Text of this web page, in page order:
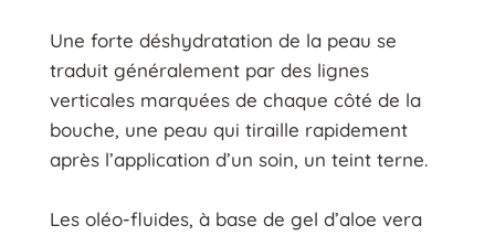
Une forte déshydratation de la peau se
traduit généralement par des lignes
verticales marquées de chaque côté de la
bouche, une peau qui tiraille rapidement
après l’application d’un soin, un teint terne.
Les oléo-fluides, à base de gel d’aloe vera